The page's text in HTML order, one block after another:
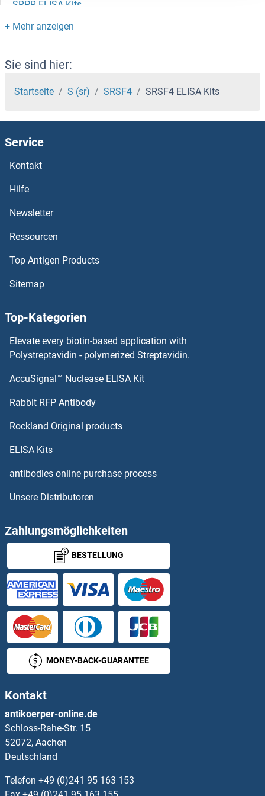
SRPR ELISA Kits
SRP9 ELISA Kits
SRMS ELISA Kits
SRI ELISA Kits
SRGN ELISA Kits
SRGAP2 ELISA Kits
SRF ELISA Kits
SREBF2 ELISA Kits
SREBF1 ELISA Kits
SRCIN1 ELISA Kits
Src ELISA Kits
SQSTM1 ELISA Kits
SRY (Sex Determining Region Y)-Box 18 ELISA Kits
SS18 ELISA Kits
SSBP2 ELISA Kits
SSFA2 ELISA Kits
SSH1 ELISA Kits
SSH2 ELISA Kits
SSH3 ELISA Kits
SSR3 ELISA Kits
SSRP1 ELISA Kits
SSTR1 ELISA Kits
SSTR2 ELISA Kits
SSTR5 ELISA Kits
Sie sind hier:
Startseite S (sr) SRSF4 SRSF4 ELISA Kits
Service
Kontakt
Hilfe
Newsletter
Ressourcen
Top Antigen Products
Sitemap
Top-Kategorien
Elevate every biotin-based application with
Polystreptavidin - polymerized Streptavidin.
AccuSignal™ Nuclease ELISA Kit
Rabbit RFP Antibody
Rockland Original products
ELISA Kits
antibodies online purchase process
Unsere Distributoren
Zahlungsmöglichkeiten
BESTELLUNG
MONEY-BACK-GUARANTEE
Kontakt
antikoerper-online.de
Schloss-Rahe-Str. 15
52072, Aachen
Deutschland
Telefon +49 (0)241 95 163 153